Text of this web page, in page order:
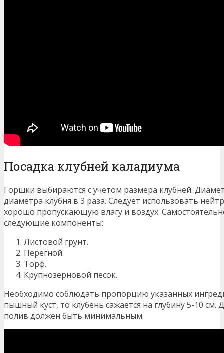
Посадка клубней каладиума
Горшки выбираются с учетом размера клубней.
диаметра клубня в 3 раза. Следует использовать
хорошо пропускающую влагу и воздух.
следующие компоненты:
Листовой грунт.
Перегной.
Торф.
Крупнозерновой песок.
Необходимо соблюдать пропорцию указанных
пышный куст, то клубень сажается на глубину 5-10 см.
полив должен быть минимальным.